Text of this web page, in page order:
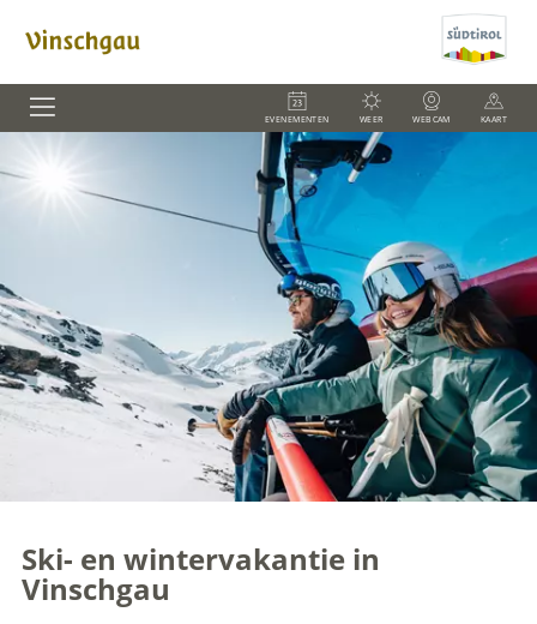
EVENEMENTEN WEER WEBCAM KAART
Ski- en wintervakantie in
Vinschgau